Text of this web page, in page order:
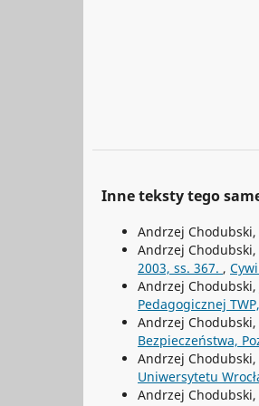
Inne teksty tego
Andrzej Chodubski,
Andrzej Chodubski,
2003, ss. 367. ,
Andrzej Chodubski,
Pedagogicznej
Andrzej Chodubski,
Bezpieczeństwa,
Andrzej Chodubski,
Uniwersytetu
Andrzej Chodubski,